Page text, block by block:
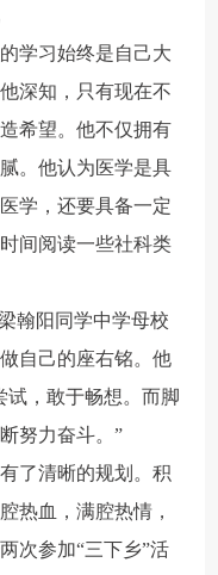
学习始终是自己大
深知，只有现在不
希望。他不仅拥有
。他认为医学是具
学，还要具备一定
间阅读一些社科类
翰阳同学中学母校
自己的座右铭。他
试，敢于畅想。而脚
努力奋斗。”
了清晰的规划。积
热血，满腔热情，
次参加“三下乡”活